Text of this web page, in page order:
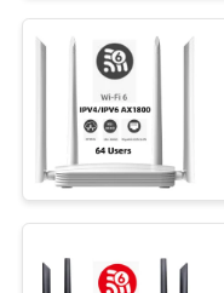
SƠ
TRANG
WEB
PRIVACY
POLICY